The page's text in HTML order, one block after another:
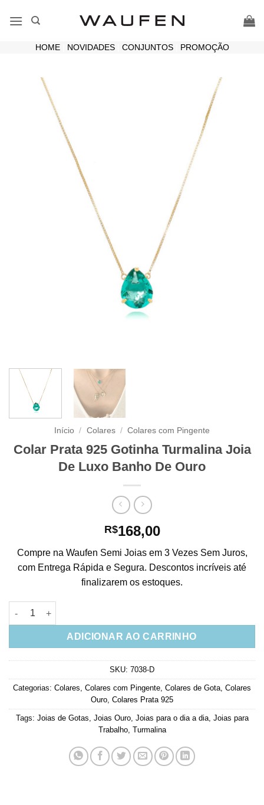
HOME| NOVIDADES| CONJUNTOS| PROMOÇÃO
Início / Colares / Colares com Pingente
Colar Prata 925 Gotinha Turmalina Joia
De Luxo Banho De Ouro
R$168,00
Compre na Waufen Semi Joias em 3 Vezes Sem Juros,
com Entrega Rápida e Segura. Descontos incríveis até
finalizarem os estoques.
Colar Prata 925 Gotinha Turmalina Joia De Luxo Banho De
ADICIONAR AO CARRINHO
SKU: 7038-D
Categorias: Colares, Colares com Pingente, Colares de Gota, Colares
Ouro, Colares Prata 925
Tags: Joias de Gotas, Joias Ouro, Joias para o dia a dia, Joias para
Trabalho, Turmalina